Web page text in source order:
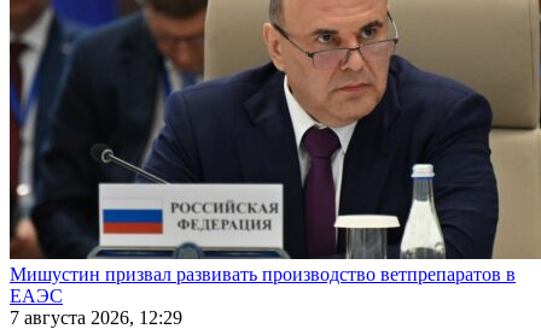
Мишустин призвал развивать производство ветпрепаратов в
ЕАЭС
7 августа 2026, 12:29